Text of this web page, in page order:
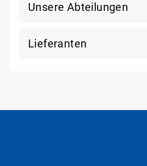
Unsere Abteilungen
Lieferanten